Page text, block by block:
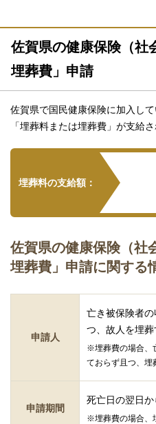
佐賀県の健康保険（社
埋葬費」申請
佐賀県で国民健康保険に加入し
「埋葬料または埋葬費」が支給さ
埋葬料の支給額：
佐賀県の健康保険（社
埋葬費」申請に関する
申請人
亡き被保険者
つ、故人を埋
※埋葬費の場合、
ておらず且つ、埋
申請期間
死亡日の翌日
※埋葬費の場合、